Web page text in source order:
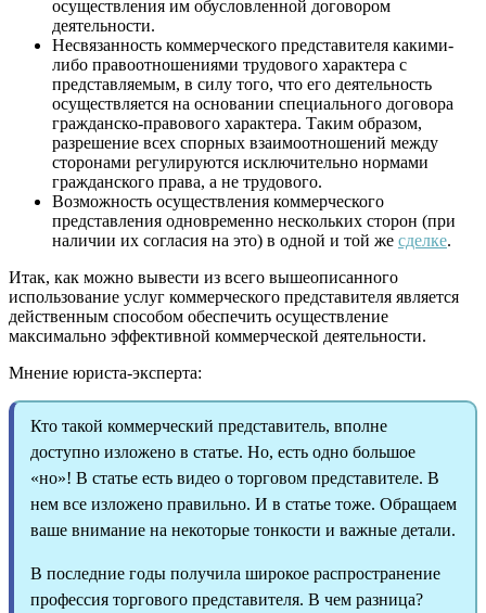
осуществления им обусловленной договором
деятельности.
Несвязанность коммерческого представителя какими-
либо правоотношениями трудового характера с
представляемым, в силу того, что его деятельность
осуществляется на основании специального договора
гражданско-правового характера. Таким образом,
разрешение всех спорных взаимоотношений между
сторонами регулируются исключительно нормами
гражданского права, а не трудового.
Возможность осуществления коммерческого
представления одновременно нескольких сторон (при
наличии их согласия на это) в одной и той же сделке.
Итак, как можно вывести из всего вышеописанного
использование услуг коммерческого представителя является
действенным способом обеспечить осуществление
максимально эффективной коммерческой деятельности.
Мнение юриста-эксперта:
Кто такой коммерческий представитель, вполне
доступно изложено в статье. Но, есть одно большое
«но»! В статье есть видео о торговом представителе. В
нем все изложено правильно. И в статье тоже. Обращаем
ваше внимание на некоторые тонкости и важные детали.
В последние годы получила широкое распространение
профессия торгового представителя. В чем разница?